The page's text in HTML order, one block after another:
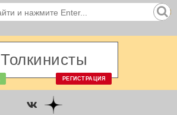
Толкинисты
РЕГИСТРАЦИЯ